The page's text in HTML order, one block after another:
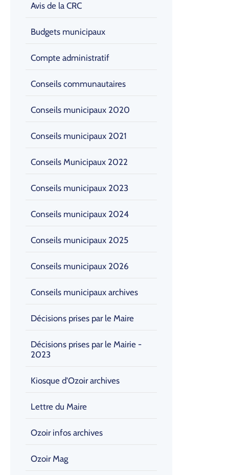
Avis de la CRC
Budgets municipaux
Compte administratif
Conseils communautaires
Conseils municipaux 2020
Conseils municipaux 2021
Conseils Municipaux 2022
Conseils municipaux 2023
Conseils municipaux 2024
Conseils municipaux 2025
Conseils municipaux 2026
Conseils municipaux archives
Décisions prises par le Maire
Décisions prises par le Mairie -
2023
Kiosque d'Ozoir archives
Lettre du Maire
Ozoir infos archives
Ozoir Mag